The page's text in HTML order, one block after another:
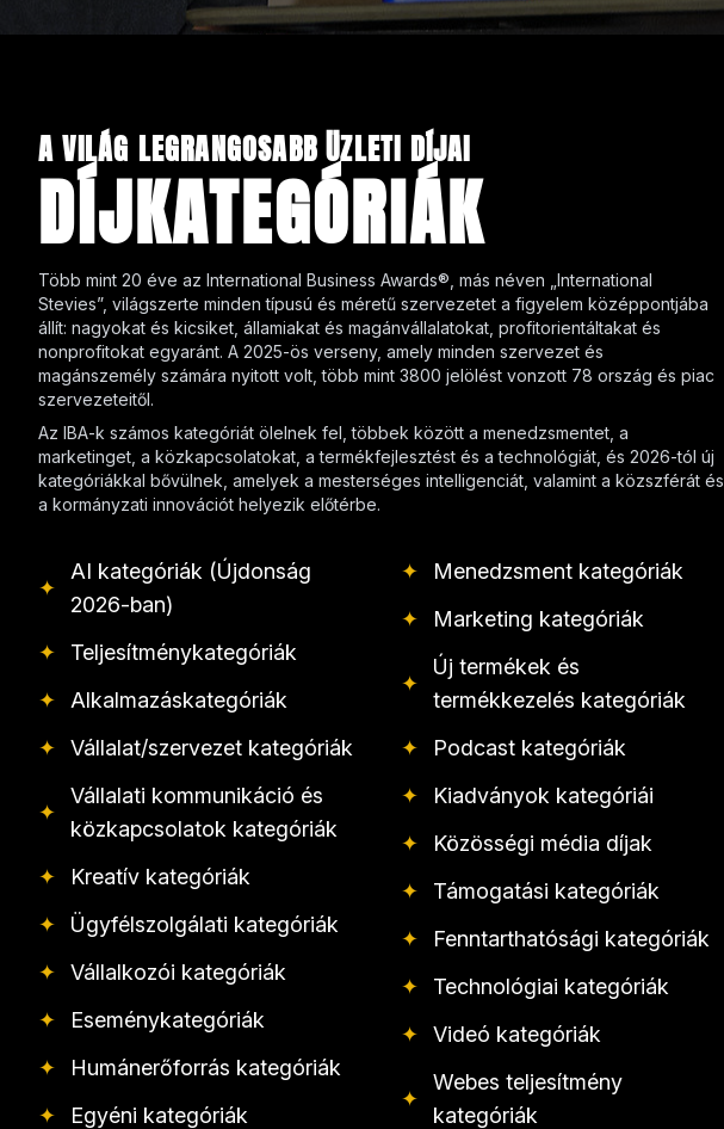
A VILÁG LEGRANGOSABB ÜZLETI DÍJAI
DÍJKATEGÓRIÁK
Több mint 20 éve az International Business Awards®, más néven „International
Stevies”, világszerte minden típusú és méretű szervezetet a figyelem középpontjába
állít: nagyokat és kicsiket, államiakat és magánvállalatokat, profitorientáltakat és
nonprofitokat egyaránt. A 2025-ös verseny, amely minden szervezet és
magánszemély számára nyitott volt, több mint 3800 jelölést vonzott 78 ország és piac
szervezeteitől.
Az IBA-k számos kategóriát ölelnek fel, többek között a menedzsmentet, a
marketinget, a közkapcsolatokat, a termékfejlesztést és a technológiát, és 2026-tól új
kategóriákkal bővülnek, amelyek a mesterséges intelligenciát, valamint a közszférát és
a kormányzati innovációt helyezik előtérbe.
✦
AI kategóriák (Újdonság
2026-ban)
✦
Teljesítménykategóriák
✦
Alkalmazáskategóriák
✦
Vállalat/szervezet kategóriák
✦
Vállalati kommunikáció és
közkapcsolatok kategóriák
✦
Kreatív kategóriák
✦
Ügyfélszolgálati kategóriák
✦
Vállalkozói kategóriák
✦
Eseménykategóriák
✦
Humánerőforrás kategóriák
✦
Egyéni kategóriák
✦
Menedzsment kategóriák
✦
Marketing kategóriák
✦
Új termékek és
termékkezelés kategóriák
✦
Podcast kategóriák
✦
Kiadványok kategóriái
✦
Közösségi média díjak
✦
Támogatási kategóriák
✦
Fenntarthatósági kategóriák
✦
Technológiai kategóriák
✦
Videó kategóriák
✦
Webes teljesítmény
kategóriák